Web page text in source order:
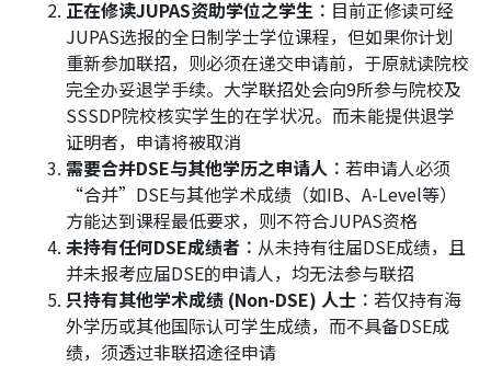
正在修读JUPAS资助学位之学生︰ 目前正修读可经
JUPAS选报的全日制学士学位课程，但如果你计划
重新参加联招，则必须在递交申请前，于原就读院校
完全办妥退学手续。大学联招处会向9所参与院校及
SSSDP院校核实学生的在学状况。而未能提供退学
证明者，申请将被取消
需要合并DSE与其他学历之申请人︰ 若申请人必须
“合并”DSE与其他学术成绩（如IB、A-Level等）
方能达到课程最低要求，则不符合JUPAS资格
未持有任何DSE成绩者︰ 从未持有往届DSE成绩，且
并未报考应届DSE的申请人，均无法参与联招
只持有其他学术成绩 (Non-DSE) 人士︰ 若仅持有海
外学历或其他国际认可学生成绩，而不具备DSE成
绩，须透过非联招途径申请